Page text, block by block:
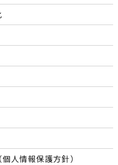
人情報保護方針）